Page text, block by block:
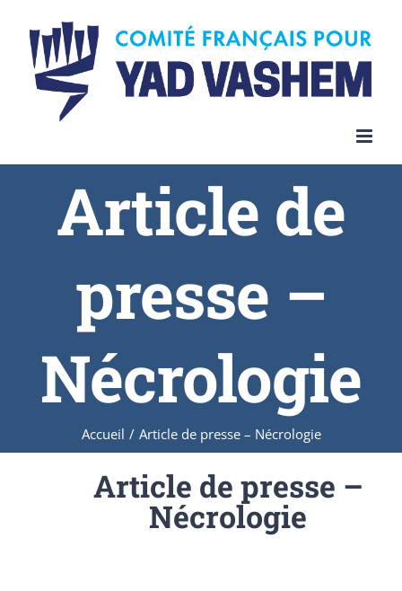
Article de
presse –
Nécrologie
Accueil / Article de presse – Nécrologie
Article de presse –
Nécrologie